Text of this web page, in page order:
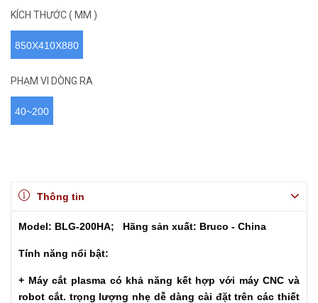
KÍCH THƯỚC ( MM )
850X410X880
PHẠM VI DÒNG RA
40~200
Thông tin
Model: BLG-200HA; Hãng sản xuất: Bruco - China
Tính năng nổi bật:
+ Máy cắt plasma có khả năng kết hợp với máy CNC và
robot cắt. trọng lượng nhẹ dễ dàng cài đặt trên các thiết